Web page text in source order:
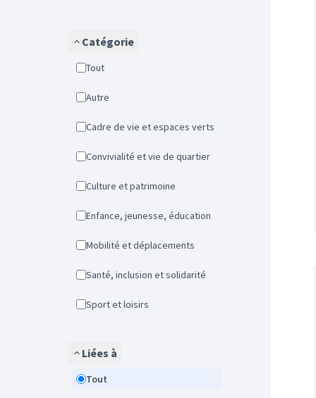
Catégorie
Tout
Autre
Cadre de vie et espaces verts
Convivialité et vie de quartier
Culture et patrimoine
Enfance, jeunesse, éducation
Mobilité et déplacements
Santé, inclusion et solidarité
Sport et loisirs
Liées à
Tout